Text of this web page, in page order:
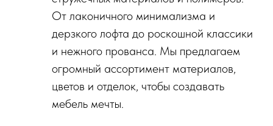
От лаконичного минимализма и
дерзкого лофта до роскошной классики
и нежного прованса. Мы предлагаем
огромный ассортимент материалов,
цветов и отделок, чтобы создавать
мебель мечты.